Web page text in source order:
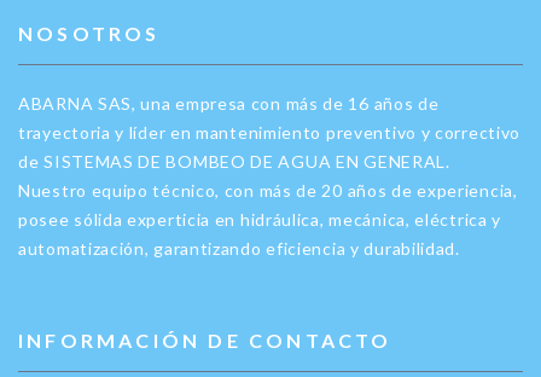
NOSOTROS
ABARNA SAS, una empresa con más de 16 años de
trayectoria y líder en mantenimiento preventivo y correctivo
de SISTEMAS DE BOMBEO DE AGUA EN GENERAL.
Nuestro equipo técnico, con más de 20 años de experiencia,
posee sólida experticia en hidráulica, mecánica, eléctrica y
automatización, garantizando eficiencia y durabilidad.
INFORMACIÓN DE CONTACTO